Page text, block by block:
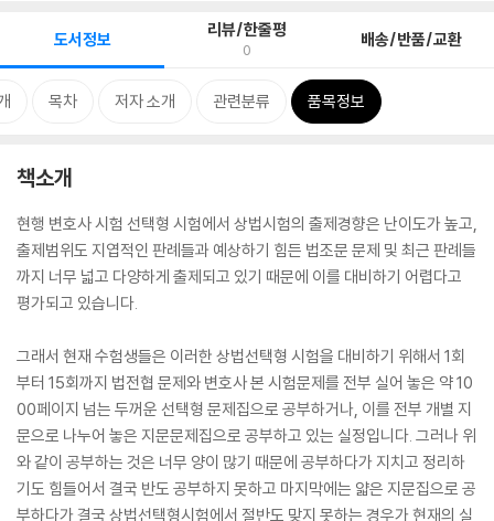
도서정보 리뷰/한줄평
0 배송/반품/교환
목차 저자 소개 관련분류 품목정보
책소개
현행 변호사 시험 선택형 시험에서 상법시험의 출제경향은 난이도가 높고,
출제범위도 지엽적인 판례들과 예상하기 힘든 법조문 문제 및 최근 판례들
까지 너무 넓고 다양하게 출제되고 있기 때문에 이를 대비하기 어렵다고
평가되고 있습니다.
그래서 현재 수험생들은 이러한 상법선택형 시험을 대비하기 위해서 1회
부터 15회까지 법전협 문제와 변호사 본 시험문제를 전부 실어 놓은 약 10
00페이지 넘는 두꺼운 선택형 문제집으로 공부하거나, 이를 전부 개별 지
문으로 나누어 놓은 지문문제집으로 공부하고 있는 실정입니다. 그러나 위
와 같이 공부하는 것은 너무 양이 많기 때문에 공부하다가 지치고 정리하
기도 힘들어서 결국 반도 공부하지 못하고 마지막에는 얇은 지문집으로 공
부하다가 결국 상법선택형시험에서 절반도 맞지 못하는 경우가 현재의 실